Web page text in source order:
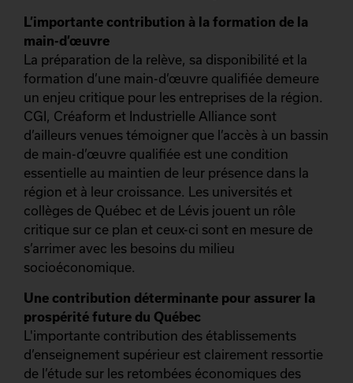
L’importante contribution à la formation de la
main-d’œuvre
La préparation de la relève, sa disponibilité et la
formation d’une main-d’œuvre qualifiée demeure
un enjeu critique pour les entreprises de la région.
CGI, Créaform et Industrielle Alliance sont
d’ailleurs venues témoigner que l’accès à un bassin
de main-d’œuvre qualifiée est une condition
essentielle au maintien de leur présence dans la
région et à leur croissance. Les universités et
collèges de Québec et de Lévis jouent un rôle
critique sur ce plan et ceux-ci sont en mesure de
s’arrimer avec les besoins du milieu
socioéconomique.
Une contribution déterminante pour assurer la
prospérité future du Québec
L'importante contribution des établissements
d’enseignement supérieur est clairement ressortie
de l’étude sur les retombées économiques des